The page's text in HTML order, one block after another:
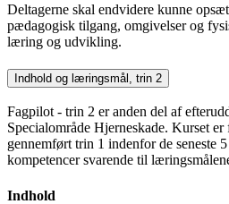
Deltagerne skal endvidere kunne
pædagogisk tilgang, omgivelser og
læring og udvikling.
Indhold og læringsmål, trin 2
Fagpilot - trin 2 er anden del af
Specialområde Hjerneskade. Kurset
gennemført trin 1 indenfor de seneste
kompetencer svarende til
Indhold